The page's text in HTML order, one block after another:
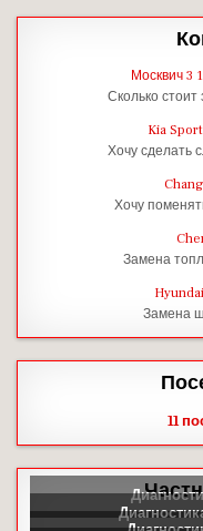
Москвич 3
Сколько
Kia
Хочу сделать
Хочу
Замена
Замена
11